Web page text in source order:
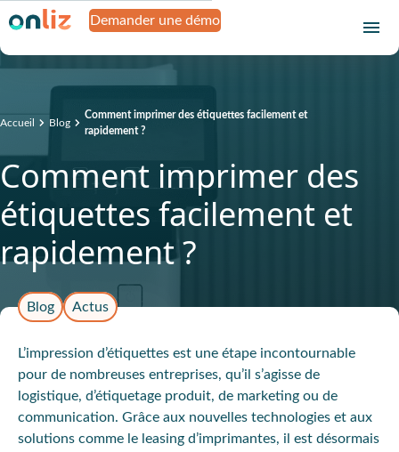
Demander une démo
Accueil Blog
Comment imprimer des étiquettes facilement et
rapidement ?
Comment imprimer des
étiquettes facilement et
rapidement ?
Blog Actus
L’impression d’étiquettes est une étape incontournable
pour de nombreuses entreprises, qu’il s’agisse de
logistique, d’étiquetage produit, de marketing ou de
communication. Grâce aux nouvelles technologies et aux
solutions comme le leasing d’imprimantes, il est désormais